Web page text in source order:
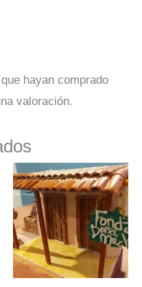
hayan comprado
valoración.